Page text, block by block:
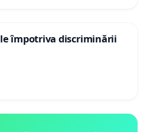
împotriva discriminării